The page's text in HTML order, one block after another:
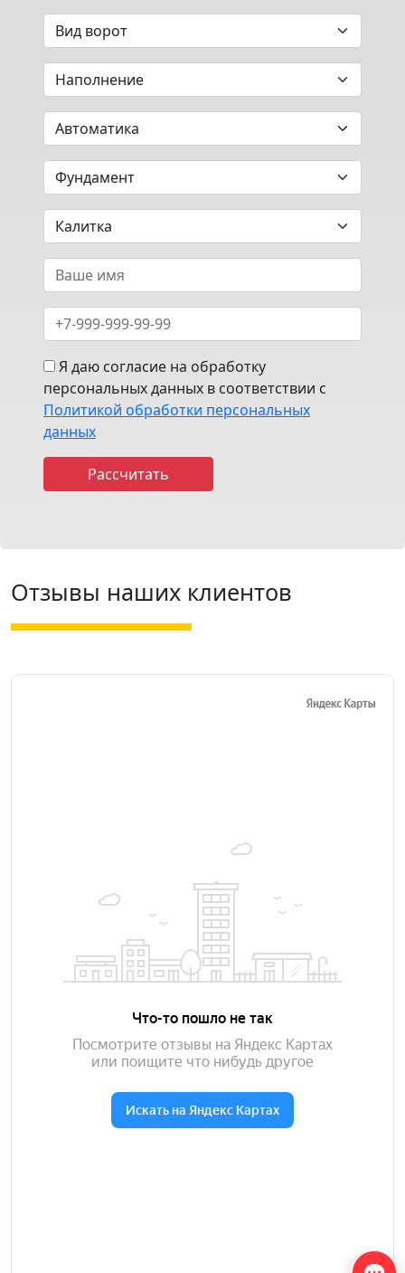
Я даю согласие на обработку
персональных данных в соответствии с
Политикой обработки персональных
данных
Отзывы наших клиентов